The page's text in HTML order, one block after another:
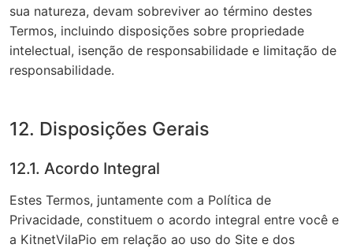
sua natureza, devam sobreviver ao término destes
Termos, incluindo disposições sobre propriedade
intelectual, isenção de responsabilidade e limitação de
responsabilidade.
12. Disposições Gerais
12.1. Acordo Integral
Estes Termos, juntamente com a Política de
Privacidade, constituem o acordo integral entre você e
a KitnetVilaPio em relação ao uso do Site e dos